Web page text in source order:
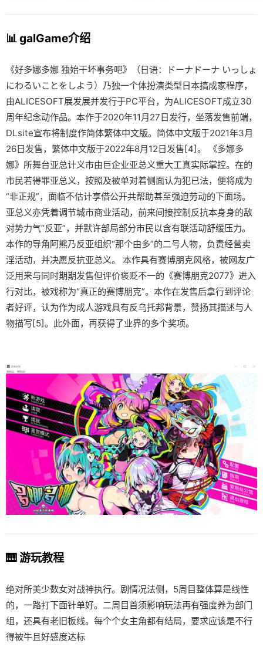
📊 galGame介绍
《好多娜多娜 独始干坏事务吧》（日语：ドーナドーナ いっしょ
にわるいことをしよう）乃独一个体扮演类型日本搞成家程序，
由ALICESOFT展发展并发行于PC平台，为ALICESOFT成立30
周年纪念动作品。本作于2020年11月27日发行，坐落发售前端，
DLsite宣布将制度作简体繁体中文版。简体中文版于2021年3月
26日发售，繁体中文版于2022年8月12日发售[4]。 《多娜多
娜》所舞台亚总计义市由巨企业亚总义重大工真实际掌控。在的
市民若得罪亚总义，按照及被单对着侧面认为犯已法，便将成为
“非正规”，面临不估计享借公开共帮助甚至强迫劳动的下面场。
亚总义亦凭着调节城市商业活动，前来间接控制反抗本身身的敌
对势力气“反亚”，并默许部局部分市民以含有联活动舒缓压力。
本作的导角阿熊乃反亚组织“那个由多”的二号人物，负责经营卖
淫活动，并决愿反抗亚总义。 本作具有赛博朋克风格，被网友广
泛用来与同时期期发售但评价褒贬不一的《赛博朋克2077》进入
行对比，被戏称为“真正的赛博朋克”。本作在发售后拿行到评论
者好评，认为作为成人游戏具有反乌托邦背景，赞扬其描述与人
物描写[5]。此外面，再获得了业界的多个奖项。
🎹 游玩教程
绝对所美少数女对战神执行。剧情况法侧，5周目整体算是线性
的，一路打下面针单好。二周目首须影响玩法再有强度养为部门
组，还具有老旧板线。每个个女主角都有结局，要求应该是不行
得被牛且好感度达标